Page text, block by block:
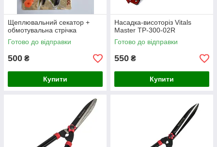
Щеплювальний секатор +
обмотувальна стрічка
Готово до відправки
500 ₴
Купити
Насадка-висоторіз Vitals
Master TP-300-02R
Готово до відправки
550 ₴
Купити